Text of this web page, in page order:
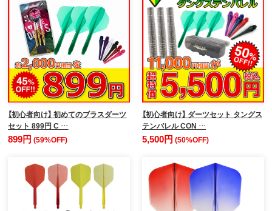
【初心者向け】 初めてのブラスダーツ
セット 899円 C …
899円(59%OFF)
【初心者向け】 ダーツセット タングス
テンバレル CON …
5,500円 (50%OFF)